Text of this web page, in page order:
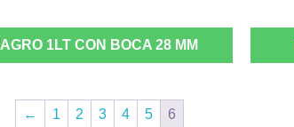
AGRO 1LT CON BOCA 28 MM
← 1 2 3 4 5 6